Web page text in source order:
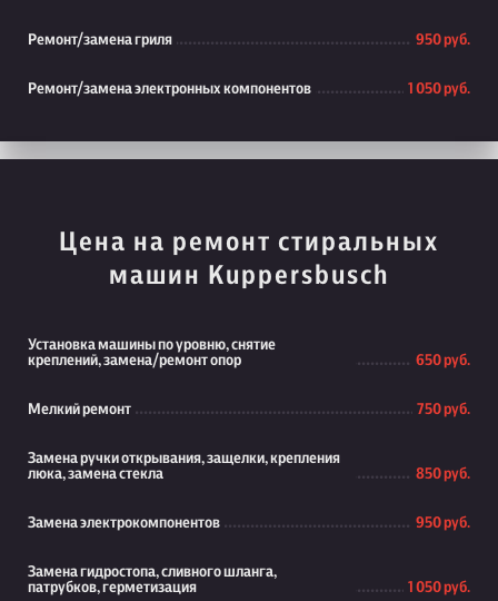
Ремонт/замена гриля 950 руб.
Ремонт/замена электронных компонентов 1 050 руб.
Цена на ремонт стиральных
машин Kuppersbusch
Установка машины по уровню, снятие
креплений, замена/ремонт опор
650 руб.
Мелкий ремонт 750 руб.
Замена ручки открывания, защелки, крепления
люка, замена стекла
850 руб.
Замена электрокомпонентов 950 руб.
Замена гидростопа, сливного шланга,
патрубков, герметизация
1 050 руб.